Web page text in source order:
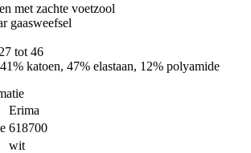
met zachte voetzool
gaasweefsel
tot 46
katoen, 47% elastaan, 12% polyamide
Erima
618700
wit